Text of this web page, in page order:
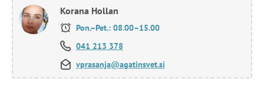
Korana Hollan
Pon.–Pet.: 08.00–15.00
041 213 378
vprasanja@agatinsvet.si